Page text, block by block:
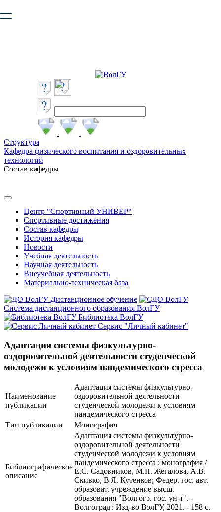
безопасную работу с сайтом. Пожалуйста
Структура
Кафедра физического воспитания и оздоровительных
технологий
Состав кафедры
Центр "Спортивный УНИВЕР"
Спортивные достижения
Состав кафедры
История кафедры
Новости
Учебная деятельность
Научная деятельность
Внеучебная деятельность
Материально-техническая база
Дистанционное обучение
Система дистанционного образования ВолГУ
Библиотека ВолГУ
Сервис "Личный кабинет"
Адаптация системы физкультурно-
оздоровительной деятельности студенческой
молодежи к условиям пандемического стресса
Наименование
публикации
Адаптация системы физкультурно-
оздоровительной деятельности
студенческой молодежи к условиям
пандемического стресса
Тип публикации
Монография
Библиографическое
описание
Адаптация системы физкультурно-
оздоровительной деятельности
студенческой молодежи к условиям
пандемического стресса : монография /
Е.С. Садовников, М.Н. Жегалова, А.В.
Скивко, В.Я. Кутенков; Федер. гос. авт.
образоват. учреждение высш.
образования "Волгогр. гос. ун-т". -
Волгоград : Изд-во ВолГУ, 2021. - 158 с.